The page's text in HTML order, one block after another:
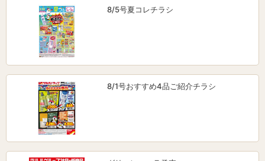
8/5号夏コレチラシ
8/1号おすすめ4品ご紹介チラシ